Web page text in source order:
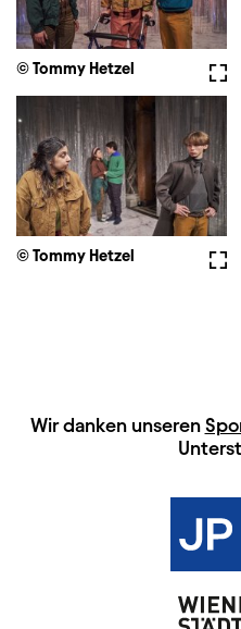
© Tommy Hetzel
© Tommy Hetzel
Wir danken unseren